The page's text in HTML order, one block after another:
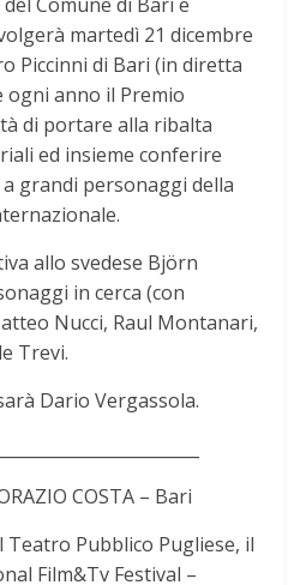
martedì 21 dicembre
Piccinni di Bari (in diretta
ogni anno il Premio
di portare alla ribalta
ed insieme conferire
grandi personaggi della
allo svedese Björn
in cerca (con
Nucci, Raul Montanari,
Trevi.
Dario Vergassola.
COSTA – Bari
Pubblico Pugliese, il
Film&Tv Festival –